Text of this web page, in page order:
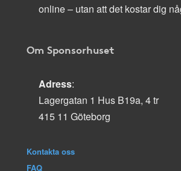
online – utan att det kostar dig
Om Sponsorhuset
Adress:
Lagergatan 1 Hus B19a, 4 tr
415 11 Göteborg
Kontakta oss
FAQ